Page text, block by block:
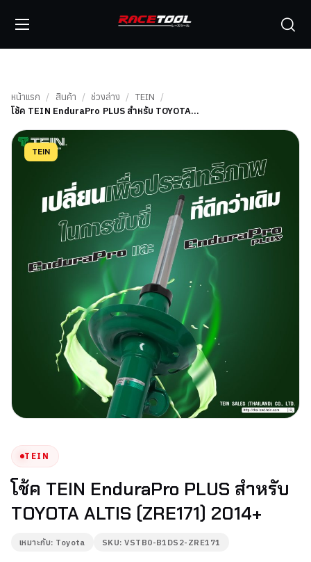
หน้าแรก / สินค้า / ช่วงล่าง / TEIN /
โช้ค TEIN EnduraPro PLUS สำหรับ TOYOTA…
TEIN
TEIN
โช้ค TEIN EnduraPro PLUS สำหรับ
TOYOTA ALTIS (ZRE171) 2014+
เหมาะกับ: Toyota SKU: VSTB0-B1DS2-ZRE171